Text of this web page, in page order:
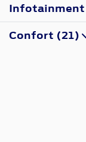
Infotainment
Confort (21)